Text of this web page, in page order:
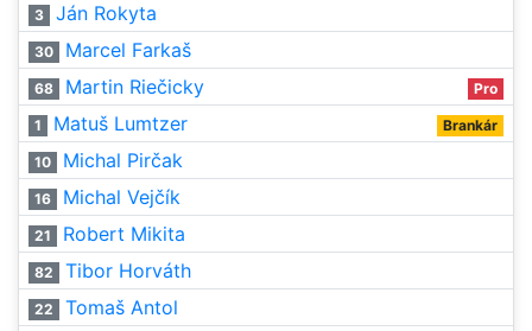
3 Ján Rokyta
30 Marcel Farkaš
68 Martin Riečicky Pro
1 Matuš Lumtzer Brankár
10 Michal Pirčak
16 Michal Vejčík
21 Robert Mikita
82 Tibor Horváth
22 Tomaš Antol